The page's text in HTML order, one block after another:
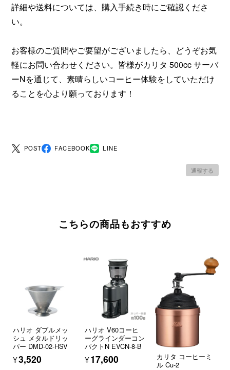
詳細や送料については、購入手続き時にご確認くださ
い。
お客様のご質問やご要望がございましたら、どうぞお気
軽にお問い合わせください。皆様がカリタ 500cc サーバ
ーNを通じて、素晴らしいコーヒー体験をしていただけ
ることを心より願っております！
POST FACEBOOK LINE
通報する
こちらの商品もおすすめ
ハリオ ダブルメッ
シュ メタルドリッ
パー DMD-02-HSV
¥3,520
ハリオ V60コーヒ
ーグラインダーコン
パクトN EVCN-8-B
¥17,600
カリタ コーヒーミ
ル Cu-2